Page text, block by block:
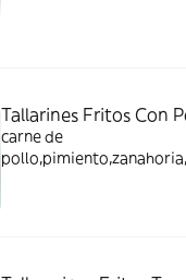
Tallarines Fritos Con
carne de